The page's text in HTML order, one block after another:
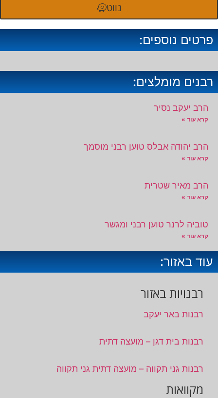
נווט
פרטים נוספים:
רבנים מומלצים:
הרב יעקב נסיר
קרא עוד »
הרב יהודה אבלס טוען רבני מוסמך
קרא עוד »
הרב מאיר שטרית
קרא עוד »
טוביה לרנר טוען רבני ומגשר
קרא עוד »
עוד באזור:
רבנויות באזור
רבנות באר יעקב
רבנות בית דגן – מועצה דתית
רבנות גני תקווה – מועצה דתית גני תקווה
מקוואות